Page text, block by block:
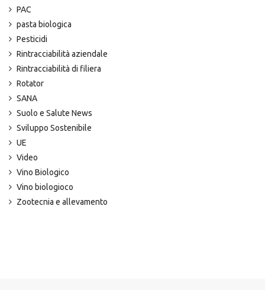
PAC
pasta biologica
Pesticidi
Rintracciabilità aziendale
Rintracciabilità di filiera
Rotator
SANA
Suolo e Salute News
Sviluppo Sostenibile
UE
Video
Vino Biologico
Vino biologioco
Zootecnia e allevamento